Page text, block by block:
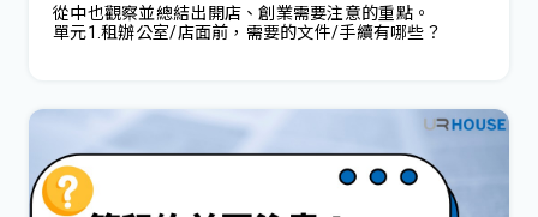
從中也觀察並總結出開店、創業需要注意的重點。
單元1.租辦公室/店面前，需要的文件/手續有哪些？